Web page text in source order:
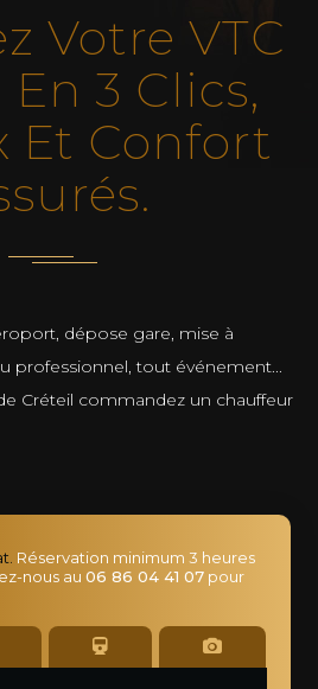
Votre VTC
3 Clics,
Et Confort
dépose gare, mise à
professionnel, tout événement...
Créteil commandez un chauffeur
Réservation minimum 3 heures
nous au06 86 04 41 07 pour